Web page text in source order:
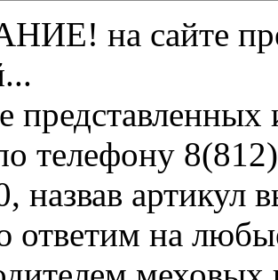
на сайте
телефону
назвав
ответим на